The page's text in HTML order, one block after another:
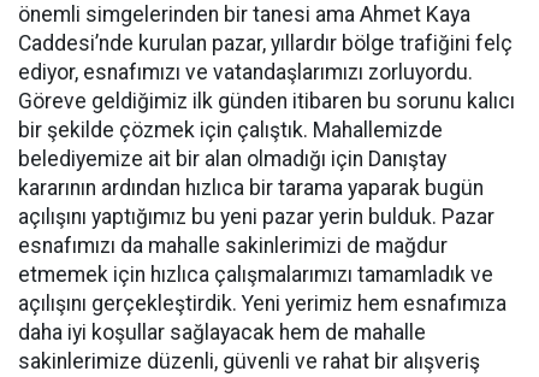
önemli simgelerinden bir tanesi ama Ahmet Kaya
Caddesi’nde kurulan pazar, yıllardır bölge trafiğini felç
ediyor, esnafımızı ve vatandaşlarımızı zorluyordu.
Göreve geldiğimiz ilk günden itibaren bu sorunu kalıcı
bir şekilde çözmek için çalıştık. Mahallemizde
belediyemize ait bir alan olmadığı için Danıştay
kararının ardından hızlıca bir tarama yaparak bugün
açılışını yaptığımız bu yeni pazar yerin bulduk. Pazar
esnafımızı da mahalle sakinlerimizi de mağdur
etmemek için hızlıca çalışmalarımızı tamamladık ve
açılışını gerçekleştirdik. Yeni yerimiz hem esnafımıza
daha iyi koşullar sağlayacak hem de mahalle
sakinlerimize düzenli, güvenli ve rahat bir alışveriş